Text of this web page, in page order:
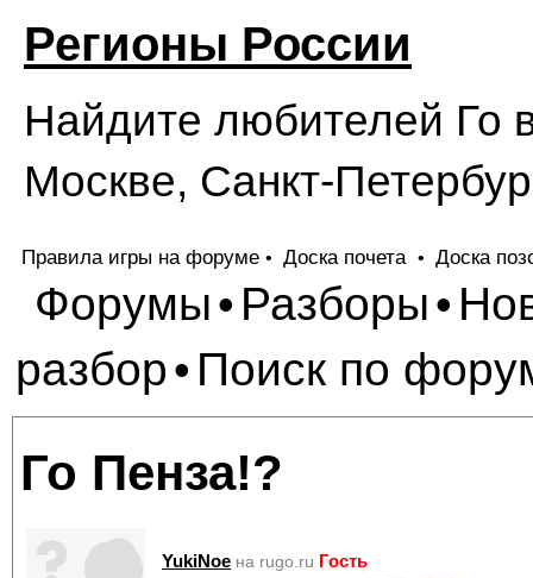
Регионы России
Найдите любителей Го
Москве, Санкт-
Правила игры на форуме • Доска почета • Доска
Форумы• Разборы•
разбор• Поиск по
Го Пенза!?
YukiNoe на rugo.ru Гость